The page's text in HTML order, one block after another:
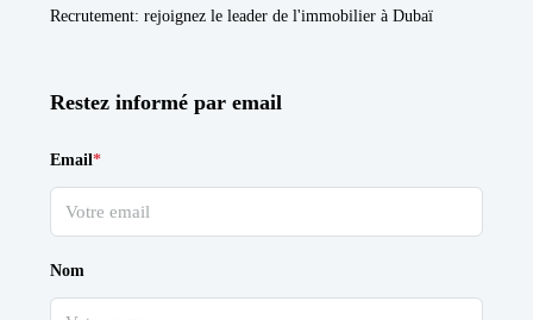
Recrutement: rejoignez le leader de l'immobilier à Dubaï
Restez informé par email
Email*
Nom